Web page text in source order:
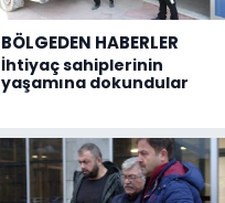
BÖLGEDEN HABERLER
İhtiyaç sahiplerinin
yaşamına dokundular